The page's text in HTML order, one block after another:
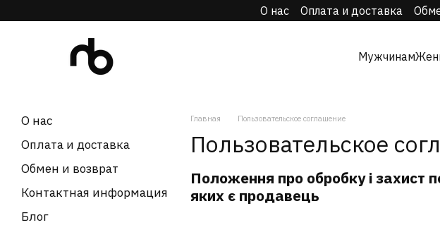
О нас Оплата и доставка
Мужчинам
Главная Пользовательское соглашение
Пользовательское
Положення про обробку і захист
яких є продавець
О нас
Оплата и доставка
Обмен и возврат
Контактная информация
Блог